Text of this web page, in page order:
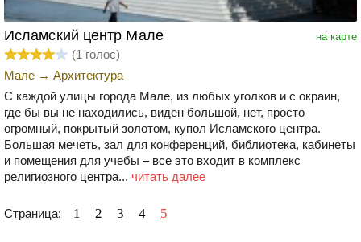
на карте
Исламский центр Мале
(1 голос)
Мале → Архитектура
С каждой улицы города Мале, из любых уголков и с окраин,
где бы вы не находились, виден большой, нет, просто
огромный, покрытый золотом, купол Исламского центра.
Большая мечеть, зал для конференций, библиотека, кабинеты
и помещения для учебы – все это входит в комплекс
религиозного центра... читать далее
Страница: 1 2 3 4 5